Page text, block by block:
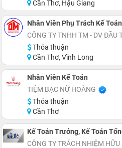
Cần Thơ, Hậu Giang
Nhân Viên Phụ Trách Kế Toán
CÔNG TY TNHH TM - DV ĐẦU
Thỏa thuận
Cần Thơ, Vĩnh Long
Nhân Viên Kế Toán
TIỆM BẠC NỮ HOÀNG
Thỏa thuận
Cần Thơ
Kế Toán Trưởng, Kế Toán
CÔNG TY TRÁCH NHIỆM